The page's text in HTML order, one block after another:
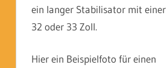
ein langer Stabilisator mit
32 oder 33 Zoll.
Hier ein Beispielfoto für einen